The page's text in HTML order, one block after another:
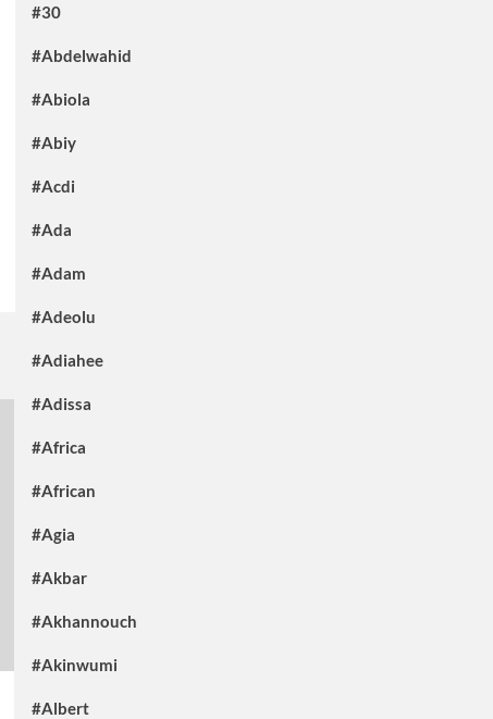
#30
#Abdelwahid
#Abiola
#Abiy
#Acdi
#Ada
#Adam
#Adeolu
#Adiahee
#Adissa
#Africa
#African
#Agia
#Akbar
#Akhannouch
#Akinwumi
#Albert